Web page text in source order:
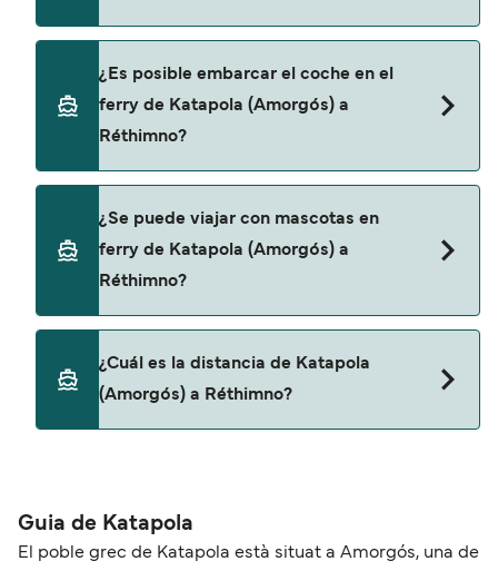
últimas promociones y descuentos de las
SeaJets
¿Es posible embarcar el coche en el
ferry de Katapola (Amorgós) a
Réthimno?
SeaJets
¿Se puede viajar con mascotas en
ferry de Katapola (Amorgós) a
Réthimno?
¿Cuál es la distancia de Katapola
(Amorgós) a Réthimno?
Guia de Katapola
El poble grec de Katapola està situat a Amorgós, una de